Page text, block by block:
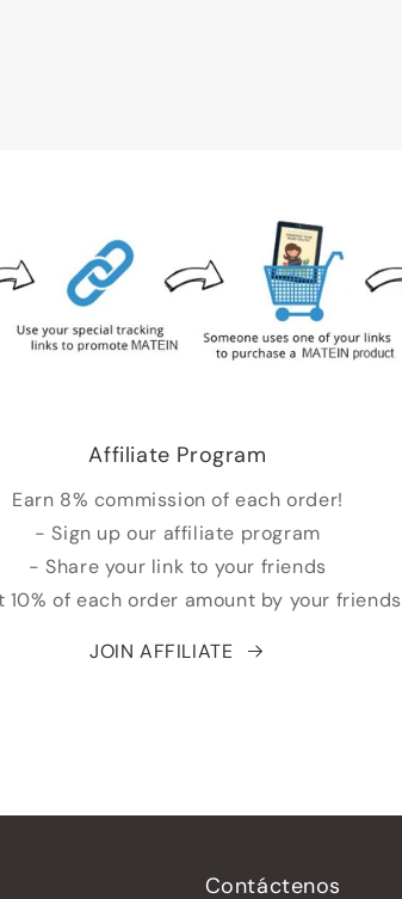
Affiliate Program
Earn 8% commission of each order!
- Sign up our affiliate program
- Share your link to your friends
10% of each order amount by your friends
JOIN AFFILIATE
Contáctenos